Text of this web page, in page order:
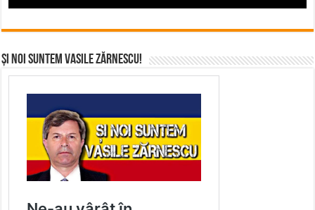
Și noi suntem Vasile Zărnescu!